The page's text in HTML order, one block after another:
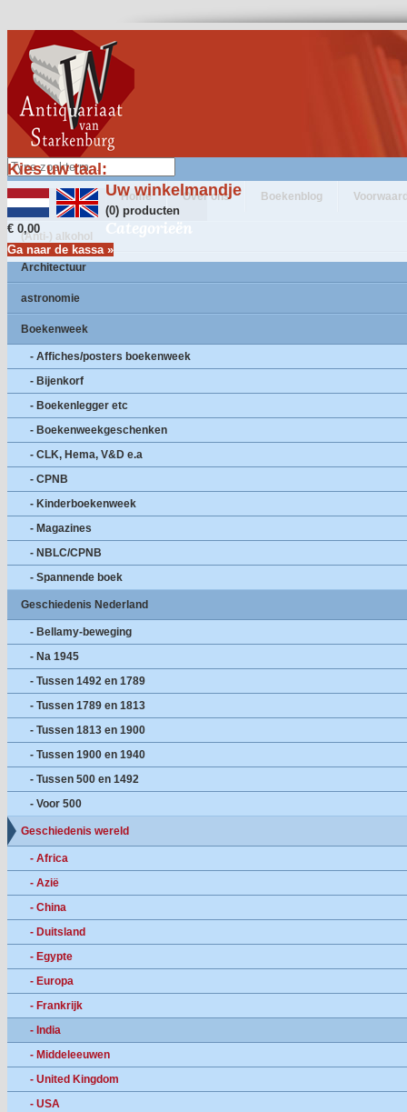
Kies uw taal:
Uw winkelmandje
(0) producten
€ 0,00
Ga naar de kassa »
Home Over ons Boekenblog
Categorieën
(Anti-) alkohol
Architectuur
astronomie
Boekenweek
- Affiches/posters boekenweek
- Bijenkorf
- Boekenlegger etc
- Boekenweekgeschenken
- CLK, Hema, V&D e.a
- CPNB
- Kinderboekenweek
- Magazines
- NBLC/CPNB
- Spannende boek
Geschiedenis Nederland
- Bellamy-beweging
- Na 1945
- Tussen 1492 en 1789
- Tussen 1789 en 1813
- Tussen 1813 en 1900
- Tussen 1900 en 1940
- Tussen 500 en 1492
- Voor 500
Geschiedenis wereld
- Africa
- Azië
- China
- Duitsland
- Egypte
- Europa
- Frankrijk
- India
- Middeleeuwen
- United Kingdom
- USA